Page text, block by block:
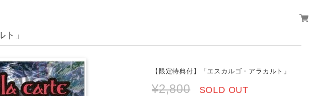
」
【限定特典付】「エスカルゴ・アラカルト」
¥2,800 SOLD OUT